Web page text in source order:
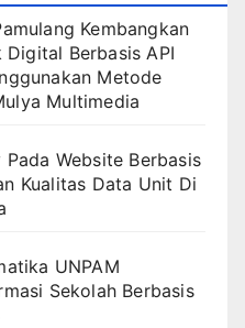
Kembangkan
Berbasis API
Metode
Multimedia
Website Berbasis
Kualitas Data Unit Di
UNPAM
Sekolah Berbasis